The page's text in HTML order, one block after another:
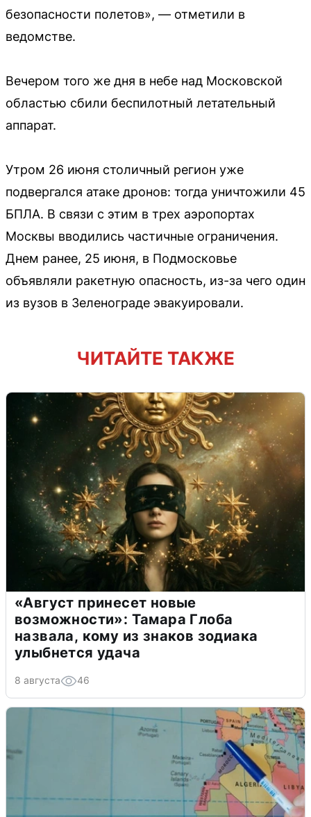
безопасности полетов», — отметили в
ведомстве.
Вечером того же дня в небе над Московской
областью сбили беспилотный летательный
аппарат.
Утром 26 июня столичный регион уже
подвергался атаке дронов: тогда уничтожили 45
БПЛА. В связи с этим в трех аэропортах
Москвы вводились частичные ограничения.
Днем ранее, 25 июня, в Подмосковье
объявляли ракетную опасность, из-за чего один
из вузов в Зеленограде эвакуировали.
ЧИТАЙТЕ ТАКЖЕ
«Август принесет новые
возможности»: Тамара Глоба
назвала, кому из знаков зодиака
улыбнется удача
8 августа 46